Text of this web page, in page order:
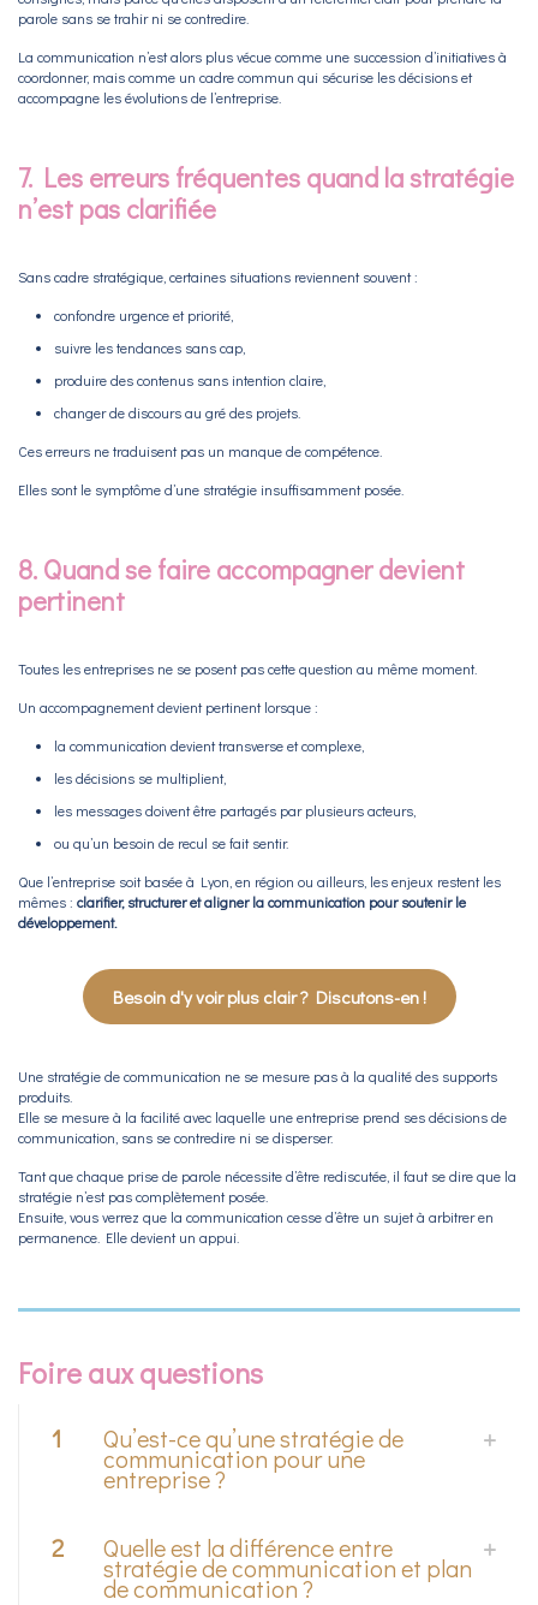
parole sans se trahir ni se contredire.
La communication n’est alors plus vécue comme une succession d’initiatives à
coordonner, mais comme un cadre commun qui sécurise les décisions et
accompagne les évolutions de l’entreprise.
7. Les erreurs fréquentes quand la stratégie
n’est pas clarifiée
Sans cadre stratégique, certaines situations reviennent souvent :
confondre urgence et priorité,
suivre les tendances sans cap,
produire des contenus sans intention claire,
changer de discours au gré des projets.
Ces erreurs ne traduisent pas un manque de compétence.
Elles sont le symptôme d’une stratégie insuffisamment posée.
8. Quand se faire accompagner devient
pertinent
Toutes les entreprises ne se posent pas cette question au même moment.
Un accompagnement devient pertinent lorsque :
la communication devient transverse et complexe,
les décisions se multiplient,
les messages doivent être partagés par plusieurs acteurs,
ou qu’un besoin de recul se fait sentir.
Que l’entreprise soit basée à Lyon, en région ou ailleurs, les enjeux restent les
mêmes : clarifier, structurer et aligner la communication pour soutenir le
développement.
Besoin d'y voir plus clair ? Discutons-en !
Une stratégie de communication ne se mesure pas à la qualité des supports
produits.
Elle se mesure à la facilité avec laquelle une entreprise prend ses décisions de
communication, sans se contredire ni se disperser.
Tant que chaque prise de parole nécessite d’être rediscutée, il faut se dire que la
stratégie n’est pas complètement posée.
Ensuite, vous verrez que la communication cesse d’être un sujet à arbitrer en
permanence. Elle devient un appui.
Foire aux questions
1 Qu’est-ce qu’une stratégie de
communication pour une
entreprise ?
2 Quelle est la différence entre
stratégie de communication et plan
de communication ?